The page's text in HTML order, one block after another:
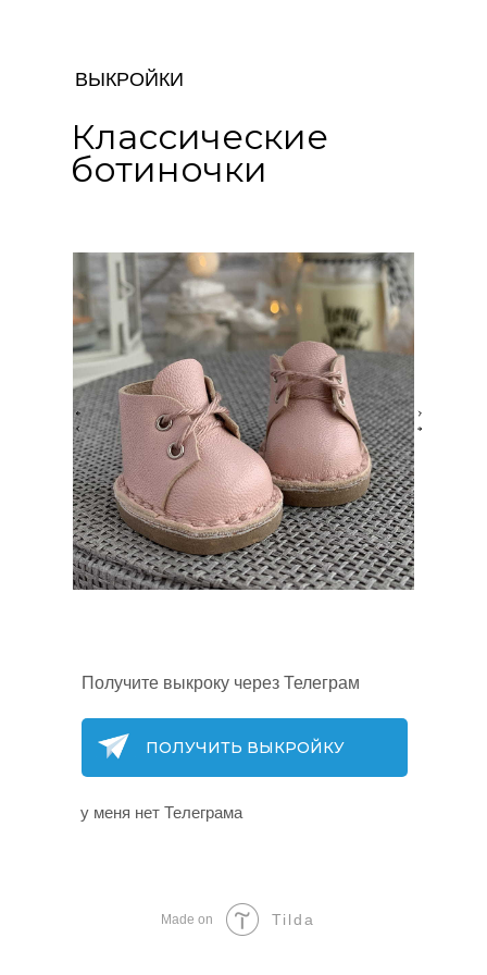
Классические
ботиночки
ВЫКРОЙКИ
ПОЛУЧИТЬ ВЫКРОЙКУ
Получите выкроку через Телеграм
у меня нет Телеграма
Made on Tilda